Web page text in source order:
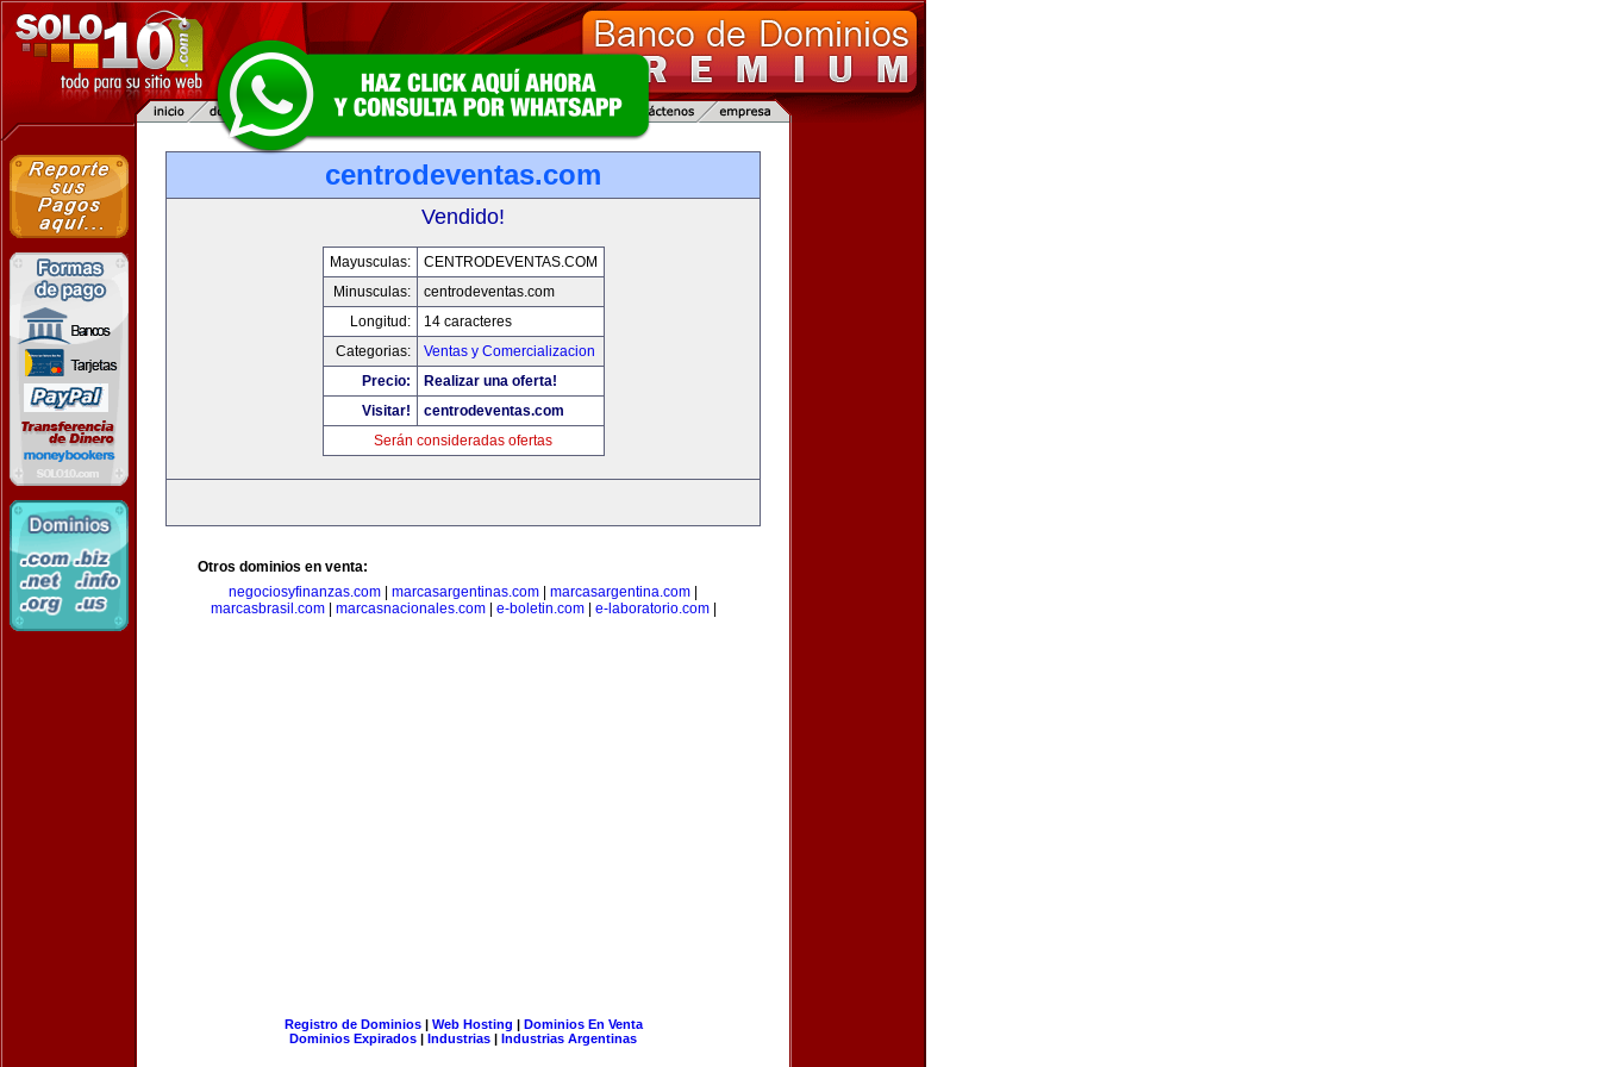
centrodeventas.com
Vendido!
Mayusculas:
CENTRODEVENTAS.COM
Minusculas:
centrodeventas.com
Longitud:
14 caracteres
Categorias:
Ventas y Comercializacion
Precio:
Realizar una oferta!
Visitar!
centrodeventas.com
Serán consideradas ofertas
Otros dominios en venta:
negociosyfinanzas.com
marcasargentinas.com marcasargentina.com
marcasbrasil.com| marcasnacionales.com| e-boletin.com| e-laboratorio.com|
Registro de Dominios| Web Hosting | Dominios En Venta
Dominios Expirados | Industrias | Industrias Argentinas